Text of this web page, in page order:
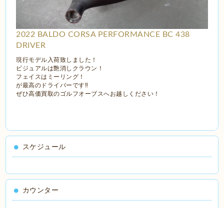
2022 BALDO CORSA PERFORMANCE BC 438
DRIVER
現行モデル入荷致しました！
ビジュアルは艶消しクラウン！
フェイスはミーリング！
が最高のドライバーです‼
ぜひ高価買取のゴルフオーブスへお越しください！
スケジュール
カウンター